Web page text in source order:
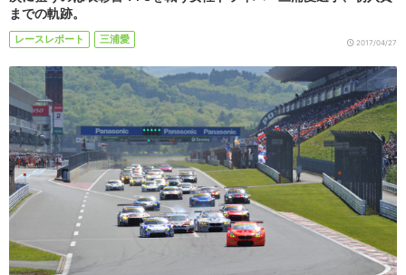
までの軌跡。
レースレポート 三浦愛 2017/04/27